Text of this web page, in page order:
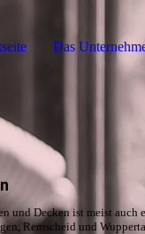
Das
und Decken ist meist auch
Remscheid und